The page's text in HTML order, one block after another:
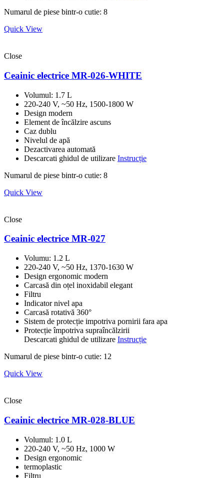
Numarul de piese bintr-o cutie: 8
Quick View
Close
Ceainic electrice MR-026-WHITE
Volumul: 1.7 L
220-240 V, ~50 Hz, 1500-1800 W
Design modern
Element de încălzire ascuns
Caz dublu
Nivelul de apă
Dezactivarea automată
Descarcati ghidul de utilizare Instrucție
Numarul de piese bintr-o cutie: 8
Quick View
Close
Ceainic electrice MR-027
Volumu: 1.2 L
220-240 V, ~50 Hz, 1370-1630 W
Design ergonomic modern
Carcasă din oțel inoxidabil elegant
Filtru
Indicator nivel apa
Carcasă rotativă 360°
Sistem de protecție impotriva pornirii fara apa
Protecție împotriva supraîncălzirii
Descarcati ghidul de utilizare Instrucție
Numarul de piese bintr-o cutie: 12
Quick View
Close
Ceainic electrice MR-028-BLUE
Volumul: 1.0 L
220-240 V, ~50 Hz, 1000 W
Design ergonomic
termoplastic
Filtru